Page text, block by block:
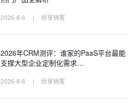
2026-8-6 | 纷享销客
2026年CRM测评：谁家的PaaS平台最能
支撑大型企业定制化需求…
2026-8-6 | 纷享销客